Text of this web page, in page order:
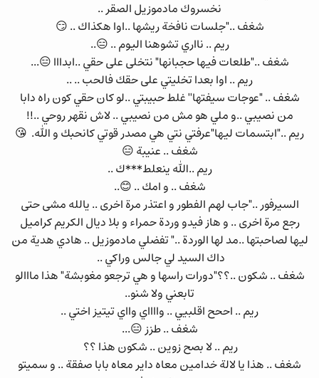
نخسروك مادموزيل الصقر ..
شغف .."جلسات نافخة ريشها ..اوا هكذاك .. 😏
ريم .. نااري تشوهنا اليوم .. 😑..
شغف .."طلعات فيها حجبانها" نتخلى على حقي ..ابدااا 😑...
ريم .. اوا بعدا تخليتي على حقك فالحب .. ..
شغف .. "عوجات سيفتها'' غلط حبيبتي ..لو كان حقي كون راه دابا
من نصيبي ..و ملي هو مش من نصيبي .. لاش نقهر روحي ..!!
ريم .."ابتسمات ليها"عرفتي نتي هي مصدر قوتي كانحبك و الله. 😘
شغف .. عنيبة 😑
ريم ..الله ينعلط***ك ..
شغف .. و امك .. 😊..
السيرفور .."جاب لهم الفطور و اعتذر مرة اخرى .. يالله مشى حتى
رجع مرة اخرى .. و هاز فيدو وردة حمراء و بلا ديال الكريم كراميل
ليها لصاحبتها ..مد لها الوردة .." تفضلي مادموزيل .. هادي هدية من
داك السيد لي جالس وراكي ..
شغف .. شكون ..؟؟"دورات راسها و هي ترجعو مغوبشة" هذا مااالو
تابعني ولا شنو..
ريم .. اححح اقلبيي .. وااااي وااي تيتيز اختي ..
شغف .. طزز 😑...
ريم .. لا بصح زوين .. شكون هذا ؟؟
شغف .. هذا يا لالة خدامين معاه داير معاه بابا صفقة .. و سميتو